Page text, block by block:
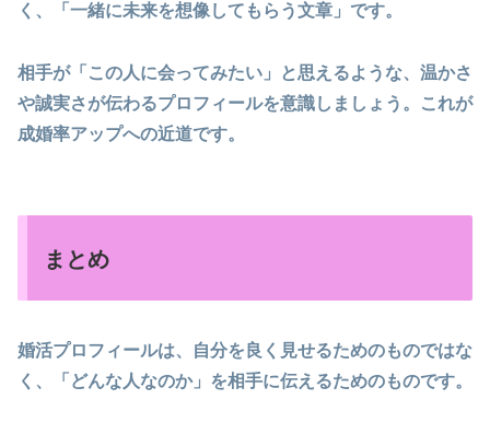
く、「一緒に未来を想像してもらう文章」です。
相手が「この人に会ってみたい」と思えるような、温かさ
や誠実さが伝わるプロフィールを意識しましょう。これが
成婚率アップへの近道です。
まとめ
婚活プロフィールは、自分を良く見せるためのものではな
く、「どんな人なのか」を相手に伝えるためのものです。